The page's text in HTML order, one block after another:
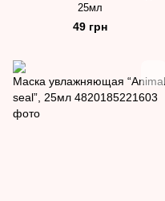
25мл
49 грн